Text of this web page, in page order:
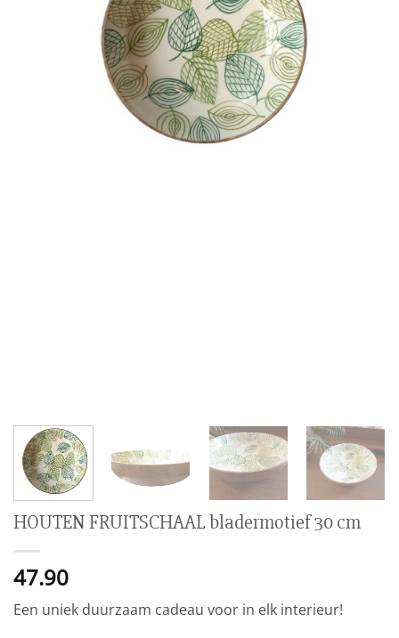
HOUTEN FRUITSCHAAL bladermotief 30 cm
47.90
Een uniek duurzaam cadeau voor in elk interieur!